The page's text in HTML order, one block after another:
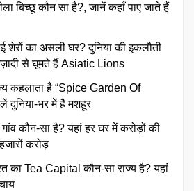
बिच्छू कौन सा है?, जानें कहाँ पाए जाते हैं
शेरों का असली घर? दुनिया की इकलौती
से घूमते हैं Asiatic Lions
कहलाता है “Spice Garden Of
दुनिया-भर में है मशहूर
कौन-सा है? यहां हर घर में करोड़ों की
करोड़
का Tea Capital कौन-सा राज्य है? यहां